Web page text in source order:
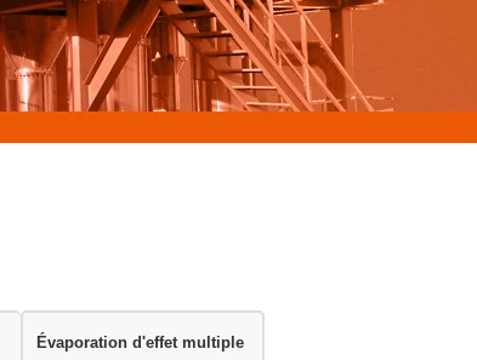
Évaporation d'effet multiple